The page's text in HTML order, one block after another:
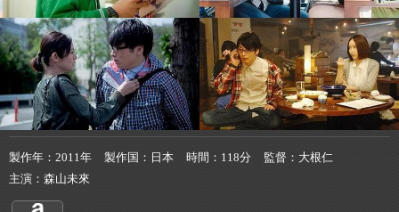
製作年 2011年 製作国 日本 時間 118分 監督
大根仁
主演
森山未來